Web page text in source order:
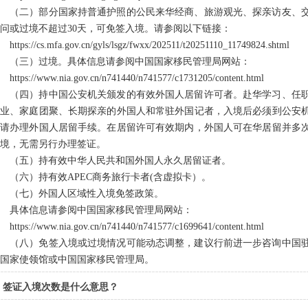
（二）部分国家持普通护照的公民来华经商、旅游观光、探亲访友、
或过境不超过30天，可免签入境。请参阅以下链接：
https://cs.mfa.gov.cn/gyls/lsgz/fwxx/202511/t20251110_11749824.shtml
（三）过境。具体信息请参阅中国国家移民管理局网站：
https://www.nia.gov.cn/n741440/n741577/c1731205/content.html
（四）持中国公安机关颁发的有效外国人居留许可者。赴华学习、任职
、家庭团聚、长期探亲的外国人和常驻外国记者，入境后必须到公安
办理外国人居留手续。在居留许可有效期内，外国人可在华居留并多
，无需另行办理签证。
（五）持有效中华人民共和国外国人永久居留证者。
（六）持有效APEC商务旅行卡者(含虚拟卡）。
（七）外国人区域性入境免签政策。
具体信息请参阅中国国家移民管理局网站：
https://www.nia.gov.cn/n741440/n741577/c1699641/content.html
（八）免签入境或过境情况可能动态调整，建议行前进一步咨询中国
家使领馆或中国国家移民管理局。
签证入境次数是什么意思？